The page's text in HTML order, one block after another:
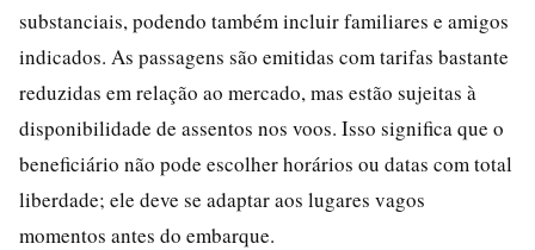
substanciais, podendo também incluir familiares e amigos
indicados. As passagens são emitidas com tarifas bastante
reduzidas em relação ao mercado, mas estão sujeitas à
disponibilidade de assentos nos voos. Isso significa que o
beneficiário não pode escolher horários ou datas com total
liberdade; ele deve se adaptar aos lugares vagos
momentos antes do embarque.